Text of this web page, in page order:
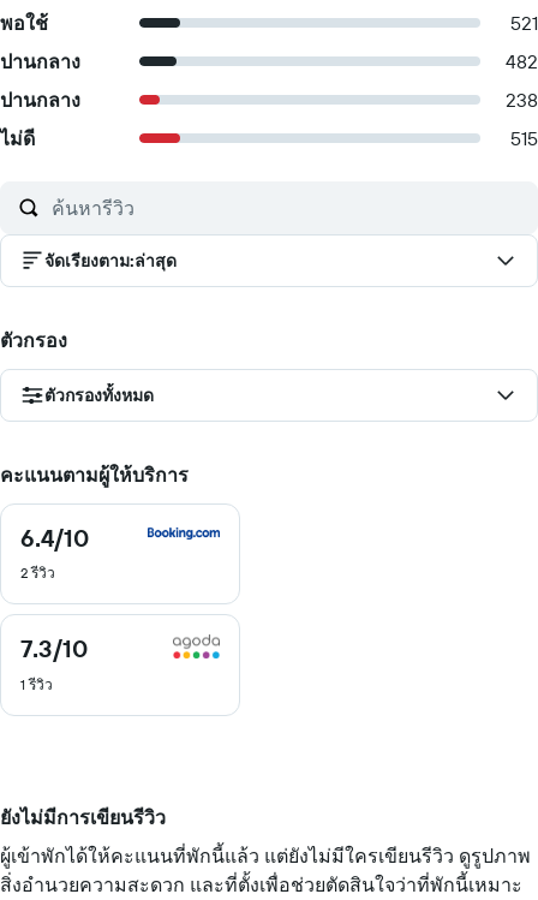
พอใช้
521
ปานกลาง
482
ปานกลาง
238
ไม่ดี
515
จัดเรียงตาม:ล่าสุด
ตัวกรอง
ตัวกรองทั้งหมด
คะแนนตามผู้ให้บริการ
6.4/10
6.4
10
2 รีวิว
7.3/10
7.3
10
1 รีวิว
ยังไม่มีการเขียนรีวิว
ผู้เข้าพักได้ให้คะแนนที่พักนี้แล้ว แต่ยังไม่มีใครเขียนรีวิว ดูรูปภาพ
สิ่งอำนวยความสะดวก และที่ตั้งเพื่อช่วยตัดสินใจว่าที่พักนี้เหมาะ